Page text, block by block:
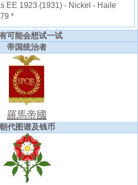
EE 1923 (1931) - Nickel - Haile
*
可能会想试一试
帝国统治者
羅馬帝國
朝代图谱及钱币